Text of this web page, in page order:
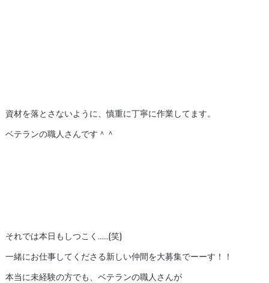
資材を落とさないように、慎重に丁寧に作業してます。
ベテランの職人さんです＾＾
それでは本日もしつこく……(笑)
一緒にお仕事してくださる新しい仲間を大募集でーーす！！
本当に未経験の方でも、ベテランの職人さんが